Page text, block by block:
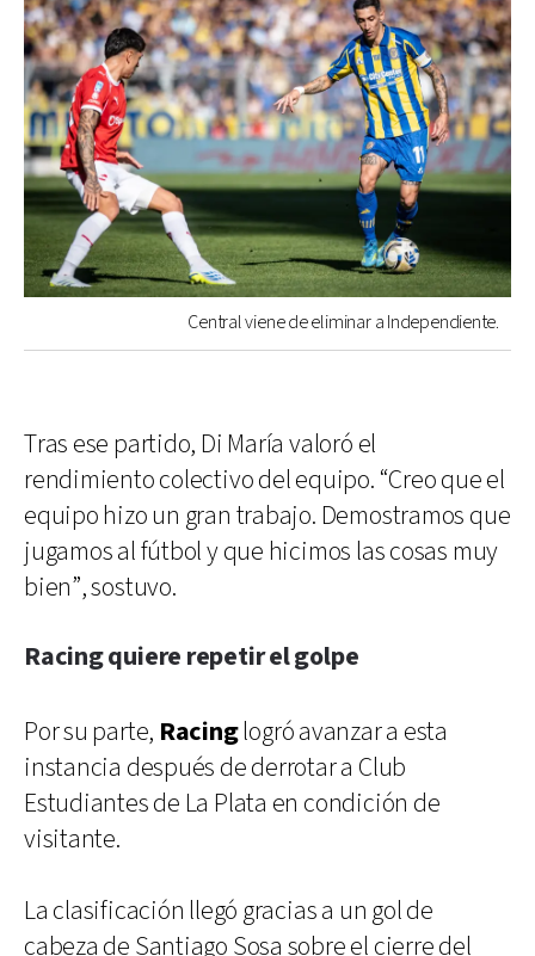
Central viene de eliminar a Independiente.
Tras ese partido, Di María valoró el
rendimiento colectivo del equipo. “Creo que el
equipo hizo un gran trabajo. Demostramos que
jugamos al fútbol y que hicimos las cosas muy
bien”, sostuvo.
Racing quiere repetir el golpe
Por su parte, Racinglogró avanzar a esta
instancia después de derrotar a Club
Estudiantes de La Plata en condición de
visitante.
La clasificación llegó gracias a un gol de
cabeza de Santiago Sosa sobre el cierre del